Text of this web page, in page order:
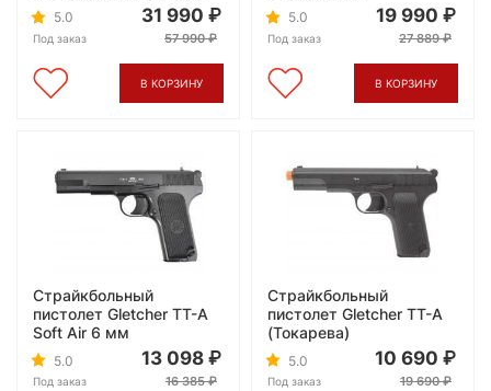
5.0
Под заказ
31 990
57 990
В КОРЗИНУ
5.0
Под заказ
19 990
27 889
В КОРЗИНУ
Страйкбольный
пистолет Gletcher ТТ-A
Soft Air 6 мм
5.0
Под заказ
13 098
16 385
Страйкбольный
пистолет Gletcher TT-A
(Токарева)
5.0
Под заказ
10 690
19 690